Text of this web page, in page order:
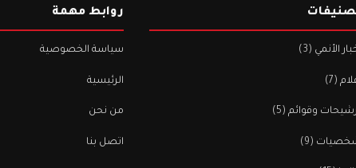
الأنمي (3)
(7)
وقوائم (5)
(9)
روابط مهمة
سياسة الخصوصية
الرئيسية
من نحن
اتصل بنا